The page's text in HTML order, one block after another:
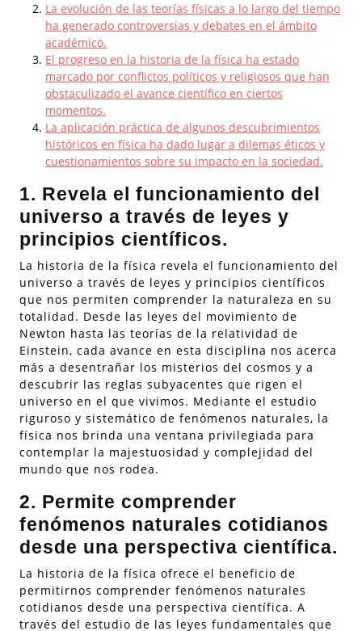
La evolución de las teorías físicas a lo largo del tiempo
ha generado controversias y debates en el ámbito
académico.
El progreso en la historia de la física ha estado
marcado por conflictos políticos y religiosos que han
obstaculizado el avance científico en ciertos
momentos.
La aplicación práctica de algunos descubrimientos
históricos en física ha dado lugar a dilemas éticos y
cuestionamientos sobre su impacto en la sociedad.
1. Revela el funcionamiento del
universo a través de leyes y
principios científicos.
La historia de la física revela el funcionamiento del
universo a través de leyes y principios científicos
que nos permiten comprender la naturaleza en su
totalidad. Desde las leyes del movimiento de
Newton hasta las teorías de la relatividad de
Einstein, cada avance en esta disciplina nos acerca
más a desentrañar los misterios del cosmos y a
descubrir las reglas subyacentes que rigen el
universo en el que vivimos. Mediante el estudio
riguroso y sistemático de fenómenos naturales, la
física nos brinda una ventana privilegiada para
contemplar la majestuosidad y complejidad del
mundo que nos rodea.
2. Permite comprender
fenómenos naturales cotidianos
desde una perspectiva científica.
La historia de la física ofrece el beneficio de
permitirnos comprender fenómenos naturales
cotidianos desde una perspectiva científica. A
través del estudio de las leyes fundamentales que